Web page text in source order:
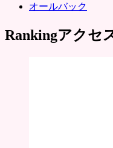
オールバック
Rankingアクセ